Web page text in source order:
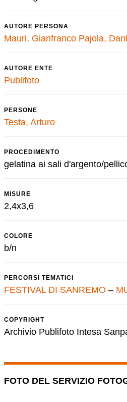
AUTORE PERSONA
Mauri, Gianfranco Pajola,
AUTORE ENTE
Publifoto
PERSONE
Testa, Arturo
PROCEDIMENTO
gelatina ai sali d'argento/
MISURE
2,4x3,6
COLORE
b/n
PERCORSI TEMATICI
FESTIVAL DI SANREMO –
COPYRIGHT
Archivio Publifoto Intesa
FOTO DEL SERVIZIO